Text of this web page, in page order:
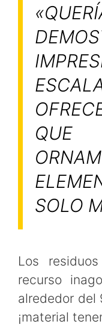
SOLO
Los
recurso
alrededor del
¡material